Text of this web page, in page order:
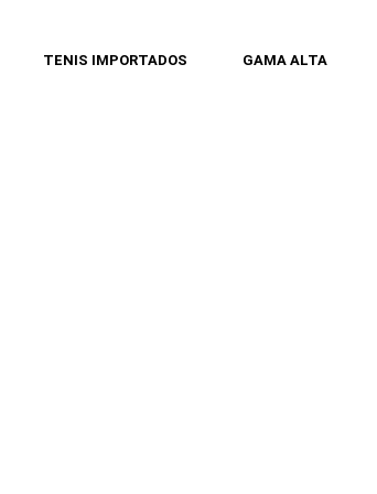
TENIS IMPORTADOS GAMA ALTA